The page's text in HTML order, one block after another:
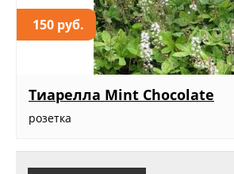
150 руб.
Тиарелла Mint Chocolate
розетка